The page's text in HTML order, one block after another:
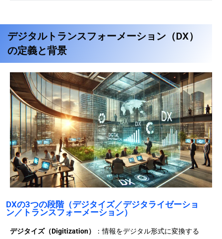
デジタルトランスフォーメーション（DX）
の定義と背景
DXの3つの段階（デジタイズ／デジタライゼーショ
ン／トランスフォーメーション）
デジタイズ（Digitization）
：情報をデジタル形式に変換する